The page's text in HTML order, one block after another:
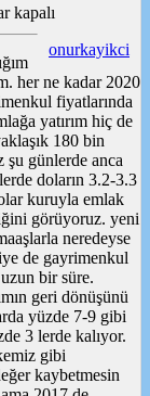
kapalı
onurkayikci
her ne kadar 2020
fiyatlarında
yatırım hiç de
180 bin
günlerde anca
doların 3.2-3.3
kuruyla emlak
görüyoruz. yeni
neredeyse
de gayrimenkul
bir süre.
geri dönüşünü
yüzde 7-9 gibi
3 lerde kalıyor.
gibi
kaybetmesin